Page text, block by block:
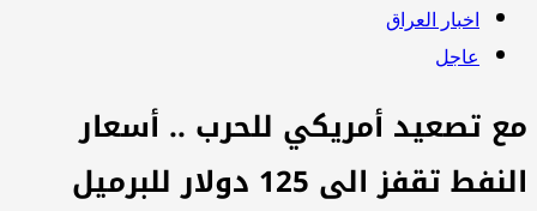
اخبار العراق
عاجل
تصعيد أمريكي للحرب .. أسعار
تقفز الى 125 دولار للبرميل